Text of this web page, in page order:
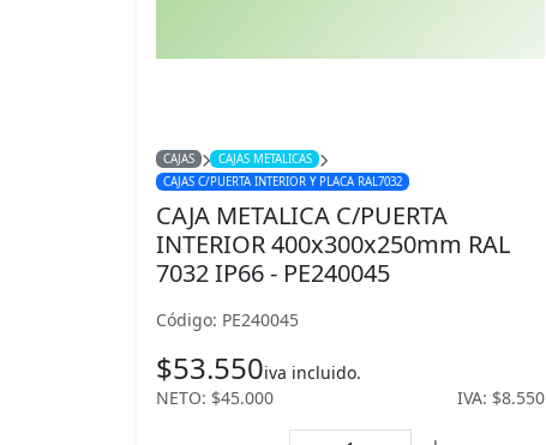
CAJAS
CAJAS METALICAS
CAJAS C/PUERTA INTERIOR Y PLACA RAL7032
CAJA METALICA C/PUERTA
INTERIOR 400x300x250mm RAL
7032 IP66 - PE240045
Código: PE240045
$53.550iva incluido.
NETO: $45.000
IVA: $8.550